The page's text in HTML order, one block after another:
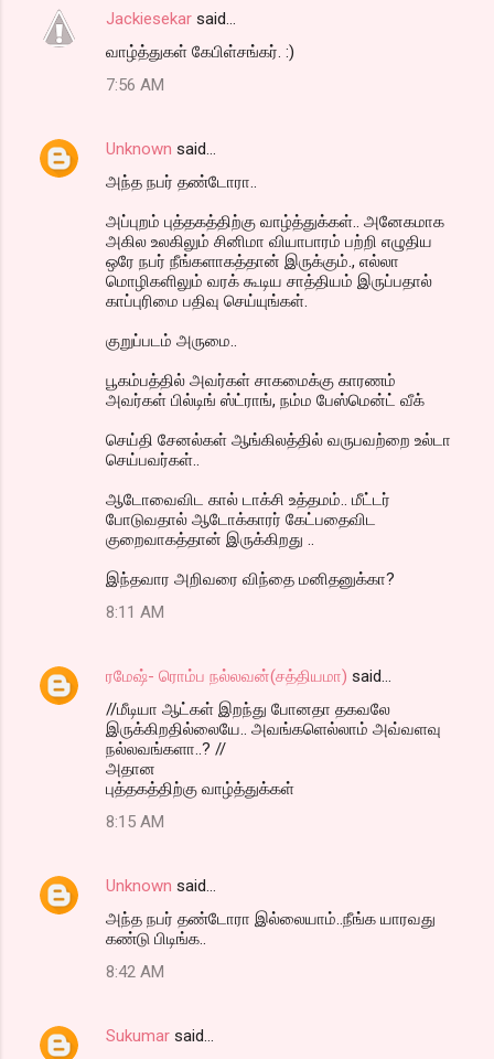
Jackiesekar said…
வாழ்த்துகள் கேபிள்சங்கர். :)
7:56 AM
Unknown said…
அந்த நபர் தண்டோரா..
அப்புறம் புத்தகத்திற்கு வாழ்த்துக்கள்.. அனேகமாக
அகில உலகிலும் சினிமா வியாபாரம் பற்றி எழுதிய
ஒரே நபர் நீங்களாகத்தான் இருக்கும்., எல்லா
மொழிகளிலும் வரக் கூடிய சாத்தியம் இருப்பதால்
காப்புரிமை பதிவு செய்யுங்கள்.
குறுப்படம் அருமை..
பூகம்பத்தில் அவர்கள் சாகமைக்கு காரணம்
அவர்கள் பில்டிங் ஸ்ட்ராங், நம்ம பேஸ்மென்ட் வீக்
செய்தி சேனல்கள் ஆங்கிலத்தில் வருபவற்றை உல்டா
செய்பவர்கள்..
ஆடோவைவிட கால் டாக்சி உத்தமம்.. மீட்டர்
போடுவதால் ஆடோக்காரர் கேட்பதைவிட
குறைவாகத்தான் இருக்கிறது ..
இந்தவார அறிவரை விந்தை மனிதனுக்கா?
8:11 AM
ரமேஷ்- ரொம்ப நல்லவன்(சத்தியமா) said…
//மீடியா ஆட்கள் இறந்து போனதா தகவலே
இருக்கிறதில்லையே.. அவங்களெல்லாம் அவ்வளவு
நல்லவங்களா..? //
அதான
புத்தகத்திற்கு வாழ்த்துக்கள்
8:15 AM
Unknown said…
அந்த நபர் தண்டோரா இல்லையாம்..நீங்க யாரவது
கண்டு பிடிங்க..
8:42 AM
Sukumar said…